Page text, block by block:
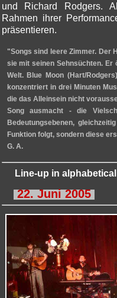
und Richard Rodgers.
Rahmen ihrer
präsentieren.
"Songs sind leere Zimmer. Der
sie mit seinen Sehnsüchten.
Welt. Blue Moon (Hart/
konzentriert in drei Minuten
die das Alleinsein nicht
Song ausmacht - die
Bedeutungsebenen,
Funktion folgt, sondern diese
G. A.
Line-up in
22. Juni 2005